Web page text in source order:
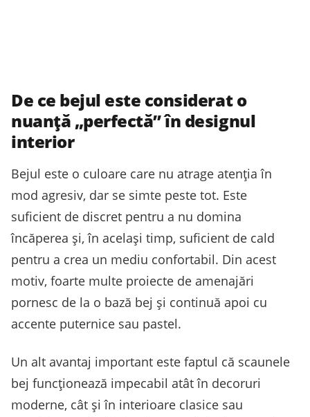
De ce bejul este considerat o
nuanță „perfectă” în designul
interior
Bejul este o culoare care nu atrage atenția în
mod agresiv, dar se simte peste tot. Este
suficient de discret pentru a nu domina
încăperea și, în același timp, suficient de cald
pentru a crea un mediu confortabil. Din acest
motiv, foarte multe proiecte de amenajări
pornesc de la o bază bej și continuă apoi cu
accente puternice sau pastel.
Un alt avantaj important este faptul că scaunele
bej funcționează impecabil atât în decoruri
moderne, cât și în interioare clasice sau